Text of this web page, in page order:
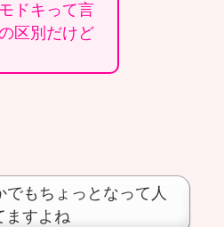
ドキって言
区別だけど
でもちょっとなって人
ますよね